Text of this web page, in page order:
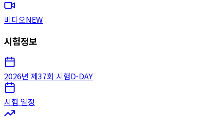
비디오NEW
시험정보
2026년 제37회 시험D-DAY
시험 일정